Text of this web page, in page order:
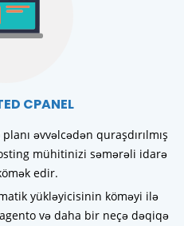
CPANEL
əvvəlcədən quraşdırılmış
mühitinizi səmərəli idarə
edir.
yükləyicisinin köməyi ilə
və daha bir neçə dəqiqə